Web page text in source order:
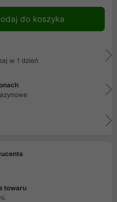
do koszyka
w 1 dzień
towaru